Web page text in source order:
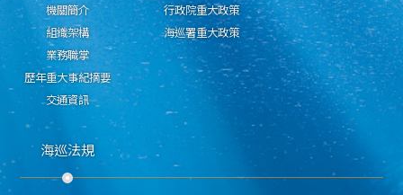
機關簡介
組織架構
業務職掌
歷年重大事紀摘要
交通資訊
行政院重大政策
海巡署重大政策
海巡法規